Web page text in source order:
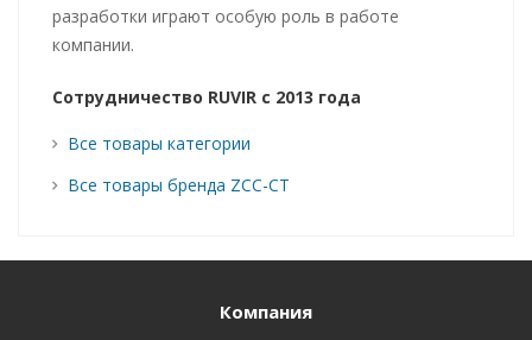
разработки играют особую роль в работе
компании.
Сотрудничество RUVIR с 2013 года
Все товары категории
Все товары бренда ZCC-CT
Компания